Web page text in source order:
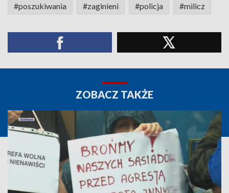
#poszukiwania #zaginieni #policja #milicz
ZOBACZ TAKŻE